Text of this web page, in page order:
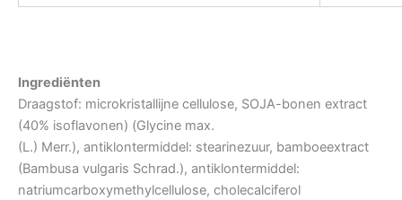
Ingrediënten
Draagstof: microkristallijne cellulose, SOJA-bonen extract
(40% isoflavonen) (Glycine max.
(L.) Merr.), antiklontermiddel: stearinezuur, bamboeextract
(Bambusa vulgaris Schrad.), antiklontermiddel:
natriumcarboxymethylcellulose, cholecalciferol